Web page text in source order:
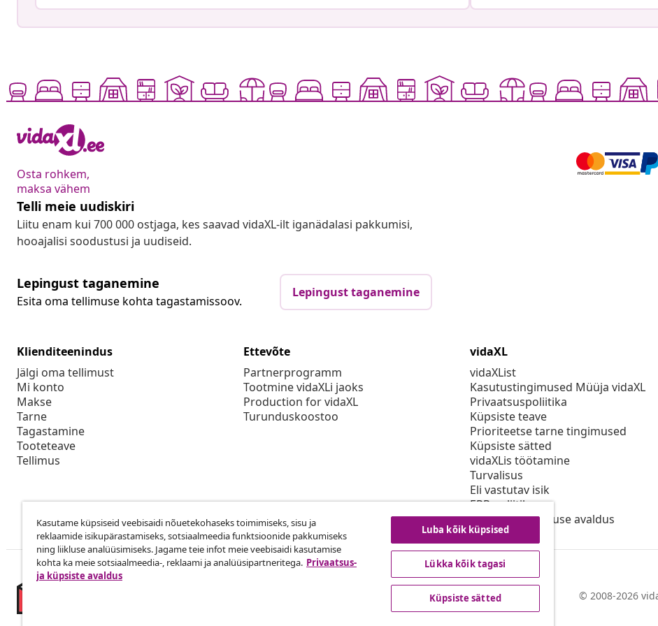
Osta rohkem,
maksa vähem
Telli meie uudiskiri
Liitu enam kui 700 000 ostjaga, kes saavad vidaXL-ilt iganädalasi pakkumisi,
hooajalisi soodustusi ja uudiseid.
Lepingust taganemine
Esita oma tellimuse kohta tagastamissoov.
Lepingust taganemine
Klienditeenindus
Jälgi oma tellimust
Mi konto
Makse
Tarne
Tagastamine
Tooteteave
Tellimus
Ettevõte
Partnerprogramm
Tootmine vidaXLi jaoks
Production for vidaXL
Turunduskoostoo
vidaXL
vidaXList
Kasutustingimused Müüja vidaXL
Privaatsuspoliitika
Küpsiste teave
Prioriteetse tarne tingimused
Küpsiste sätted
vidaXLis töötamine
Turvalisus
Eli vastutav isik
EPR poliitika
Juurdepääsetavuse avaldus
© 2008-2026
Kasutame küpsiseid veebisaidi nõuetekohaseks toimimiseks, sisu ja
reklaamide isikupärastamiseks, sotsiaalmeedia funktsioonide pakkumiseks
ning liikluse analüüsimiseks. Jagame teie infot meie veebisaidi kasutamise
kohta ka meie sotsiaalmeedia-, reklaami ja analüüsipartneritega. Privaatsus-
ja küpsiste avaldus
Luba kõik küpsised
Lükka kõik tagasi
Küpsiste sätted